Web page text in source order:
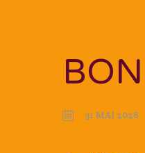
31 MAI 2026